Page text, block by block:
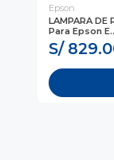
Epson
LAMPARA DE
Para Epson
S/